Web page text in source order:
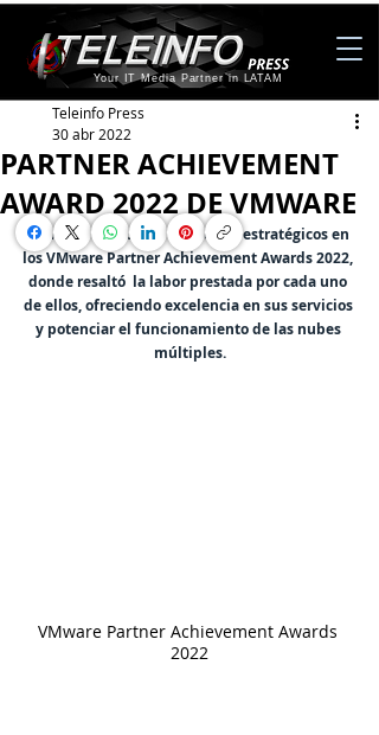
Your IT Media Partner in LATAM
PARTNER ACHIEVEMENT
AWARD 2022 DE VMWARE
Teleinfo Press
30 abr 2022
VMware reconoció a sus socios estratégicos en
los VMware Partner Achievement Awards 2022,
donde resaltó  la labor prestada por cada uno
de ellos, ofreciendo excelencia en sus servicios
y potenciar el funcionamiento de las nubes
múltiples.
VMware Partner Achievement Awards
2022